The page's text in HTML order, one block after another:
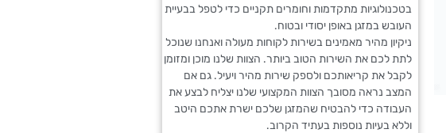
בטכנולוגיות מתקדמות וחומרים תקניים כדי לטפל בבעיית
העובש במזגן באופן יסודי ובטוח.
ניקיון מהיר מאמינים בשירות לקוחות מעולה ואנחנו שנוכל
לתת לכם את השירות הטוב ביותר. הצוות שלנו מוכן ומזומן
לקבל את קריאותכם ולספק שירות מהיר ויעיל. גם אם
המצב נראה מסובך הצוות המקצועי שלנו יצליח לבצע את
העבודה כדי להבטיח שהמזגן שלכם ישרת אתכם היטב
וללא בעיות נוספות בעתיד הקרוב.